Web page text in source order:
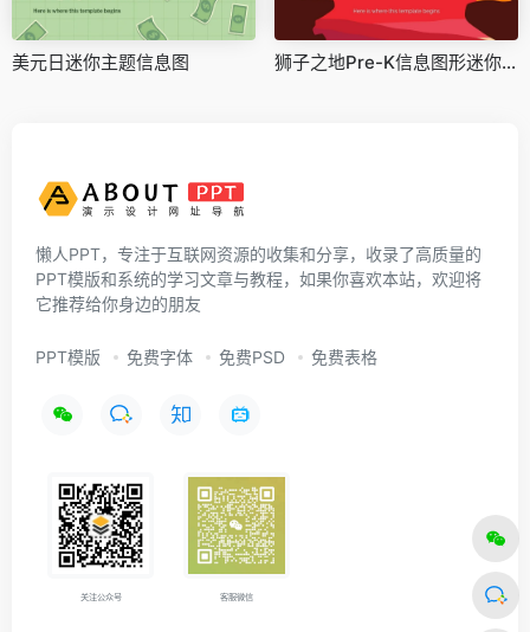
美元日迷你主题信息图 狮子之地Pre-K信息图形迷你主题
懒人PPT，专注于互联网资源的收集和分享，收录了高质量的
PPT模版和系统的学习文章与教程，如果你喜欢本站，欢迎将
它推荐给你身边的朋友
PPT模版 免费字体 免费PSD 免费表格
关注公众号 客服微信